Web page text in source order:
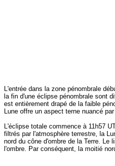
L'entrée dans la zone pénombrale
la fin d'une éclipse pénombrale sont
est entièrement drapé de la faible
Lune offre un aspect terne nuancé
L'éclipse totale commence à 11h57
filtrés par l'atmosphère terrestre, la
nord du cône d'ombre de la Terre. Le
l'ombre. Par conséquent, la moitié